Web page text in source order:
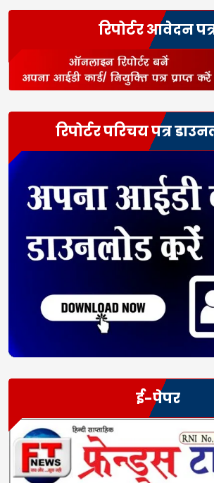
रिपोर्टर आवेदन
रिपोर्टर परिचय पत्र
ई-पेपर